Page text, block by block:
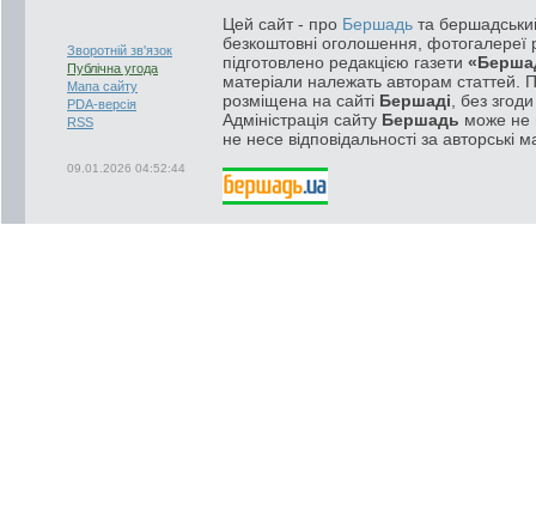
Зворотній зв'язок
Публічна угода
Мапа сайту
PDA-версія
RSS
09.01.2026 04:52:44
Цей сайт - про Бершадь та
безкоштовні оголошення, фотогалереї
підготовлено редакцією газети
матеріали належать авторам статтей.
розміщена на сайті Бершаді , без
Адміністрація сайту Бершадь може не
не несе відповідальності за авторські